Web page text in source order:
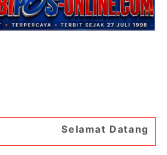
Datang di Portal Berita